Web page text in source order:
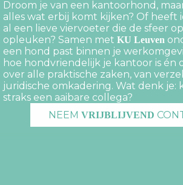
Droom je van een kantoorhond,
alles wat erbij komt kijken? Of heeft
al een lieve viervoeter die de sfeer
opleuken? Samen met KU Leuven
een hond past binnen je
hoe hondvriendelijk je kantoor is én
over alle praktische zaken, van
juridische omkadering. Wat denk je:
straks een aaibare collega?
NEEM VRIJBLIJVEND